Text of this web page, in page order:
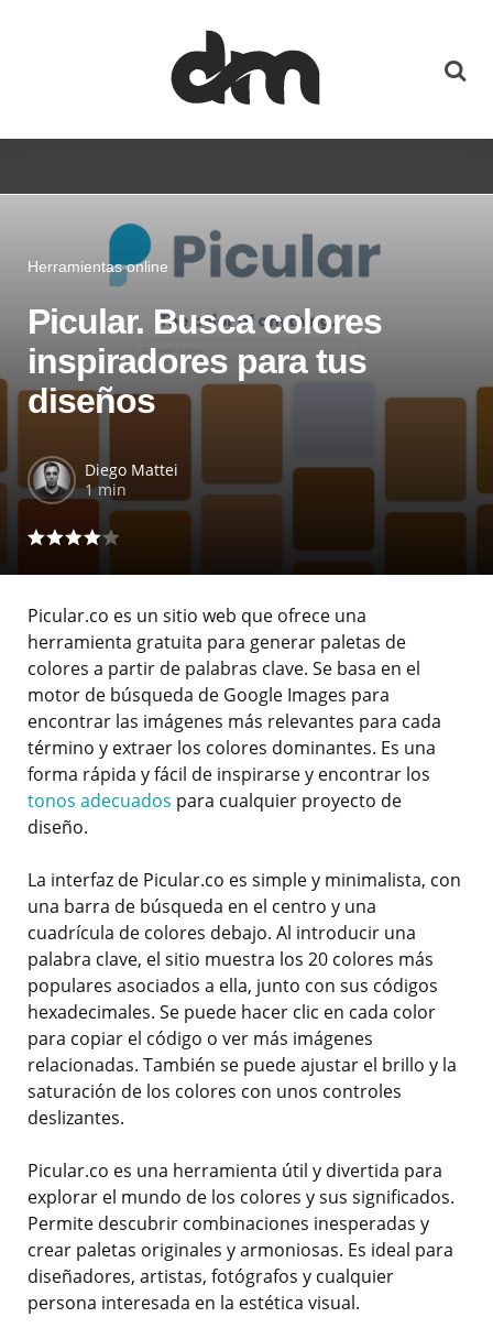
Herramientas online
Picular. Busca colores
inspiradores para tus
diseños
Diego Mattei
1 min
Picular.co es un sitio web que ofrece una
herramienta gratuita para generar paletas de
colores a partir de palabras clave. Se basa en el
motor de búsqueda de Google Images para
encontrar las imágenes más relevantes para cada
término y extraer los colores dominantes. Es una
forma rápida y fácil de inspirarse y encontrar los
tonos adecuados para cualquier proyecto de
diseño.
La interfaz de Picular.co es simple y minimalista, con
una barra de búsqueda en el centro y una
cuadrícula de colores debajo. Al introducir una
palabra clave, el sitio muestra los 20 colores más
populares asociados a ella, junto con sus códigos
hexadecimales. Se puede hacer clic en cada color
para copiar el código o ver más imágenes
relacionadas. También se puede ajustar el brillo y la
saturación de los colores con unos controles
deslizantes.
Picular.co es una herramienta útil y divertida para
explorar el mundo de los colores y sus significados.
Permite descubrir combinaciones inesperadas y
crear paletas originales y armoniosas. Es ideal para
diseñadores, artistas, fotógrafos y cualquier
persona interesada en la estética visual.